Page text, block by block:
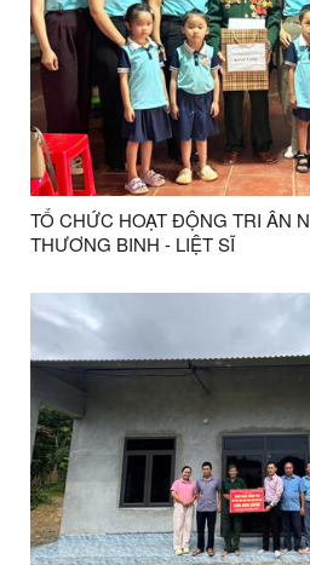
TỔ CHỨC HOẠT ĐỘNG TRI ÂN
THƯƠNG BINH - LIỆT SĨ